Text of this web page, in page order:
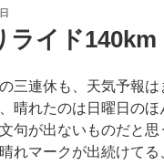
ライド140km
三連休も、天気予報
晴れたのは日曜日のほ
句が出ないものだと
れマークが出続けて